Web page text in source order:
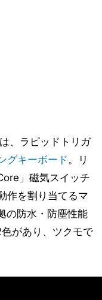
、ラピッドトリガ
グキーボード。リ
」磁気スイッチ
作を割り当てるマ
の防水・防塵性能
があり、ツクモで